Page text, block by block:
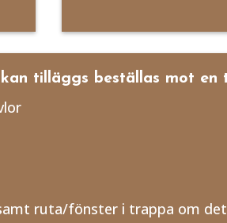
tilläggs beställas mot en
ruta/fönster i trappa om